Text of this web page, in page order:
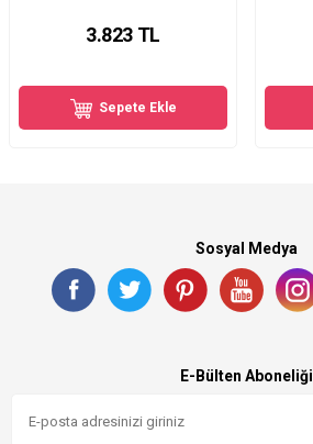
3.823 TL
Sepete Ekle
Sosyal Medya
E-Bülten Aboneliği